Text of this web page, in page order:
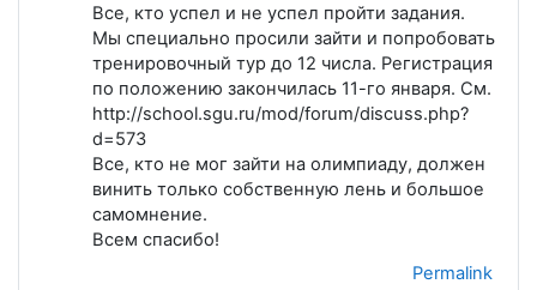
Все, кто успел и не успел пройти задания.
Мы специально просили зайти и попробовать
тренировочный тур до 12 числа. Регистрация
по положению закончилась 11-го января. См.
http://school.sgu.ru/mod/forum/discuss.php?
d=573
Все, кто не мог зайти на олимпиаду, должен
винить только собственную лень и большое
самомнение.
Всем спасибо!
Permalink